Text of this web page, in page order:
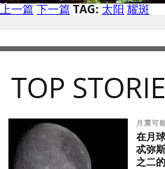
上一篇下一篇TAG:太阳耀斑
TOP
月震可
在月
忒弥
之二